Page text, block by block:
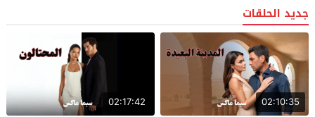
جديد الحلقات
02:10:35
02:17:42